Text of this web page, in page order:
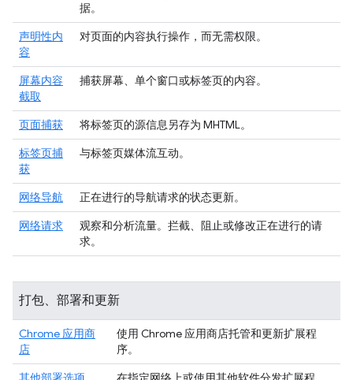
据。
声明性内
容
对页面的内容执行操作，而无需权限。
屏幕内容
截取
捕获屏幕、单个窗口或标签页的内容。
页面捕获
将标签页的源信息另存为 MHTML。
标签页捕
获
与标签页媒体流互动。
网络导航
正在进行的导航请求的状态更新。
网络请求
观察和分析流量。拦截、阻止或修改正在进行的请
求。
打包、部署和更新
Chrome 应用商
店
使用 Chrome 应用商店托管和更新扩展程
序。